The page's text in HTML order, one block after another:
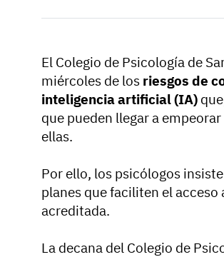
El Colegio de Psicología de
miércoles de los riesgos de
inteligencia artificial (IA)
que pueden llegar a
ellas.
Por ello, los psicólogos
planes que faciliten el
acreditada.
La decana del Colegio de